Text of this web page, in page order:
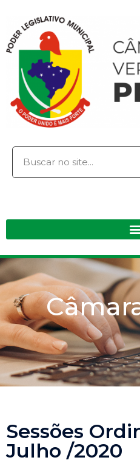
Sessões
Julho /2020